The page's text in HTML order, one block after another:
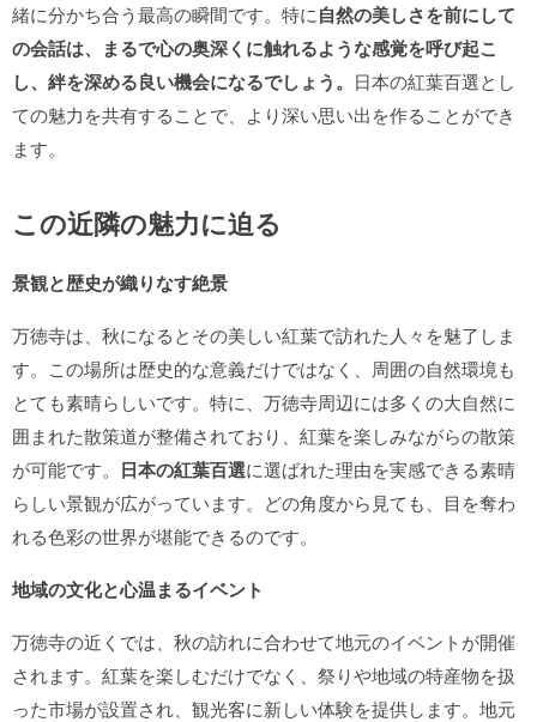
緒に分かち合う最高の瞬間です。特に自然の美しさを前にして
の会話は、まるで心の奥深くに触れるような感覚を呼び起こ
し、絆を深める良い機会になるでしょう。 日本の紅葉百選とし
ての魅力を共有することで、より深い思い出を作ることができ
ます。
この近隣の魅力に迫る
景観と歴史が織りなす絶景
万徳寺は、秋になるとその美しい紅葉で訪れた人々を魅了しま
す。この場所は歴史的な意義だけではなく、周囲の自然環境も
とても素晴らしいです。特に、万徳寺周辺には多くの大自然に
囲まれた散策道が整備されており、紅葉を楽しみながらの散策
が可能です。 日本の紅葉百選に選ばれた理由を実感できる素晴
らしい景観が広がっています。どの角度から見ても、目を奪わ
れる色彩の世界が堪能できるのです。
地域の文化と心温まるイベント
万徳寺の近くでは、秋の訪れに合わせて地元のイベントが開催
されます。紅葉を楽しむだけでなく、祭りや地域の特産物を扱
った市場が設置され、観光客に新しい体験を提供します。地元